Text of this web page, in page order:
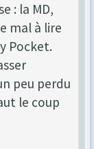
: la MD,
mal à lire
Pocket.
peu perdu
le coup